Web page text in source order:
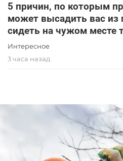
5 причин, по которым
может высадить вас из
сидеть на чужом месте
Интересное
3 часа назад